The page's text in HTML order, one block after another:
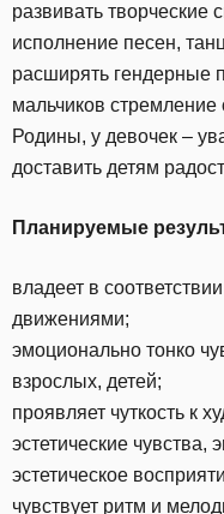
развивать творческие
исполнение песен,
расширять гендерные
мальчиков
Родины, у девочек –
доставить детям
Планируемые
владеет в
движениями;
эмоционально тонко
взрослых, детей;
проявляет чуткость к
эстетические чувства,
эстетическое
чувствует ритм и